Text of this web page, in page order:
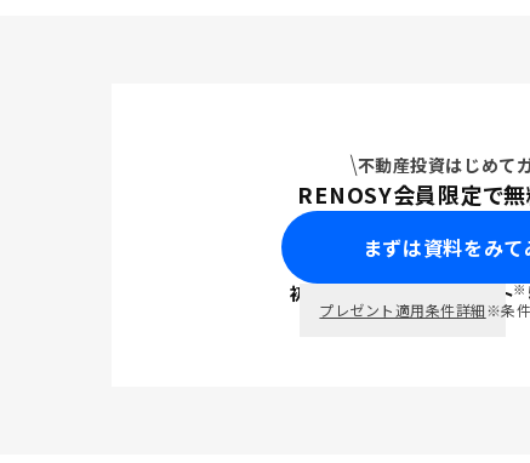
不動産投資はじめて
RENOSY会員限定で無
まずは資料をみて
初回面談で ポイント※
プレゼント適用条件詳細※条